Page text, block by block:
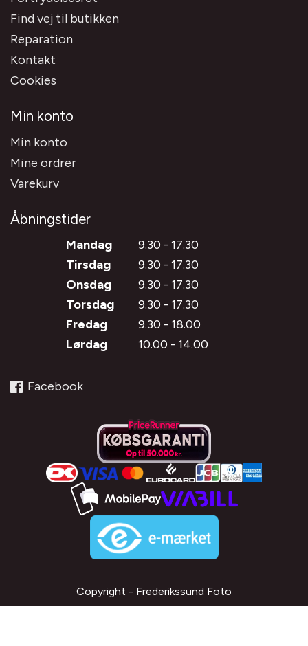
Find vej til butikken
Reparation
Kontakt
Cookies
Min konto
Min konto
Mine ordrer
Varekurv
Åbningstider
Mandag
9.30 - 17.30
Tirsdag
9.30 - 17.30
Onsdag
9.30 - 17.30
Torsdag
9.30 - 17.30
Fredag
9.30 - 18.00
Lørdag
10.00 - 14.00
Facebook
Copyright - Frederikssund Foto